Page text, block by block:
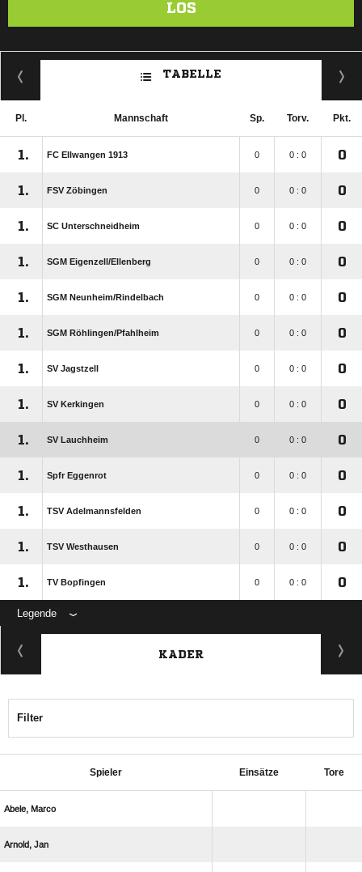
LOS
TABELLE
Pl. Mannschaft Sp. Torv. Pkt.
1. FC Ellwangen 1913 0 0 : 0 0
1. FSV Zöbingen 0 0 : 0 0
1. SC Unterschneidheim 0 0 : 0 0
1. SGM Eigenzell/​Ellenberg 0 0 : 0 0
1. SGM Neunheim/​Rindelbach 0 0 : 0 0
1. SGM Röhlingen/​Pfahlheim 0 0 : 0 0
1. SV Jagstzell 0 0 : 0 0
1. SV Kerkingen 0 0 : 0 0
1. SV Lauchheim 0 0 : 0 0
1. Spfr Eggenrot 0 0 : 0 0
1. TSV Adelmannsfelden 0 0 : 0 0
1. TSV Westhausen 0 0 : 0 0
1. TV Bopfingen 0 0 : 0 0
Legende
KADER
Filter
Spieler Einsätze Tore
 
 